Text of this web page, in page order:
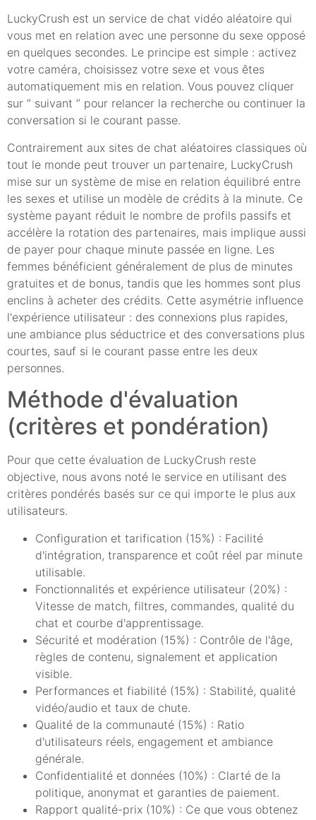
LuckyCrush est un service de chat vidéo aléatoire qui
vous met en relation avec une personne du sexe opposé
en quelques secondes. Le principe est simple : activez
votre caméra, choisissez votre sexe et vous êtes
automatiquement mis en relation. Vous pouvez cliquer
sur “ suivant ” pour relancer la recherche ou continuer la
conversation si le courant passe.
Contrairement aux sites de chat aléatoires classiques où
tout le monde peut trouver un partenaire, LuckyCrush
mise sur un système de mise en relation équilibré entre
les sexes et utilise un modèle de crédits à la minute. Ce
système payant réduit le nombre de profils passifs et
accélère la rotation des partenaires, mais implique aussi
de payer pour chaque minute passée en ligne. Les
femmes bénéficient généralement de plus de minutes
gratuites et de bonus, tandis que les hommes sont plus
enclins à acheter des crédits. Cette asymétrie influence
l'expérience utilisateur : des connexions plus rapides,
une ambiance plus séductrice et des conversations plus
courtes, sauf si le courant passe entre les deux
personnes.
Méthode d'évaluation
(critères et pondération)
Pour que cette évaluation de LuckyCrush reste
objective, nous avons noté le service en utilisant des
critères pondérés basés sur ce qui importe le plus aux
utilisateurs.
Configuration et tarification (15%) : Facilité
d'intégration, transparence et coût réel par minute
utilisable.
Fonctionnalités et expérience utilisateur (20%) :
Vitesse de match, filtres, commandes, qualité du
chat et courbe d'apprentissage.
Sécurité et modération (15%) : Contrôle de l'âge,
règles de contenu, signalement et application
visible.
Performances et fiabilité (15%) : Stabilité, qualité
vidéo/audio et taux de chute.
Qualité de la communauté (15%) : Ratio
d'utilisateurs réels, engagement et ambiance
générale.
Confidentialité et données (10%) : Clarté de la
politique, anonymat et garanties de paiement.
Rapport qualité-prix (10%) : Ce que vous obtenez